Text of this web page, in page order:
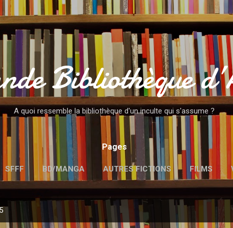
Accéder au contenu principal
Bibliothèque
A quoi ressemble la bibliothèque d'un inculte qui s'assume ?
Pages
SFFF BD/MANGA AUTRES FICTIONS FILMS
MENTIONS LÉGALES